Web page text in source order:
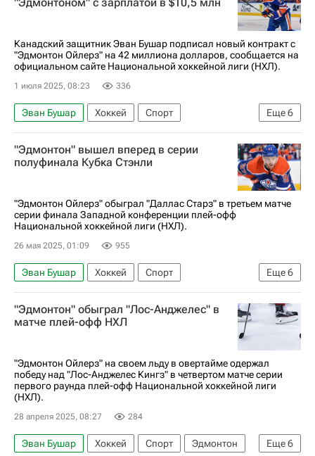
Канадский защитник Эван Бушар подписал новый контракт с
"Эдмонтон Ойлерз" на 42 миллиона долларов, сообщается на
официальном сайте Национальной хоккейной лиги (НХЛ).
1 июля 2025, 08:23 336
Еще6
Эван Бушар Хоккей
Спорт
Эрик Карлссон
Дрю Даути
Питтсбург Пингвинз
Эдмонтон Ойлерз
Национальная хоккейная лига (НХЛ)
"Эдмонтон" вышел вперед в серии
полуфинала Кубка Стэнли
"Эдмонтон Ойлерз" обыграл "Даллас Старз" в третьем матче
серии финала Западной конференции плей-офф
Национальной хоккейной лиги (НХЛ).
26 мая 2025, 01:09 955
Еще6
Эван Бушар Хоккей
Спорт
Коннор Макдэвид
Зак Хайман
Эдмонтон Ойлерз
Даллас Старз
Кубок Стэнли
"Эдмонтон" обыграл "Лос-Анджелес" в
матче плей-офф НХЛ
"Эдмонтон Ойлерз" на своем льду в овертайме одержал
победу над "Лос-Анджелес Кингз" в четвертом матче серии
первого раунда плей-офф Национальной хоккейной лиги
(НХЛ).
28 апреля 2025, 08:27 284
Еще6
Эван Бушар Хоккей Спорт
Эдмонтон